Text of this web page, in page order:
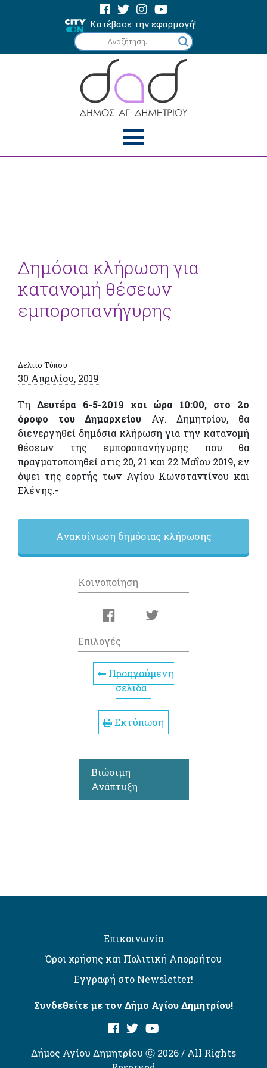
Κατέβασε την εφαρμογή!
Δημόσια κλήρωση για
κατανομή θέσεων
εμποροπανήγυρης
Δελτίο Τύπου
30 Απριλίου, 2019
Τη Δευτέρα 6-5-2019 και ώρα 10:00, στο 2ο
όροφο του Δημαρχείου Αγ. Δημητρίου, θα
διενεργηθεί δημόσια κλήρωση για την κατανομή
θέσεων της εμποροπανήγυρης που θα
πραγματοποιηθεί στις 20, 21 και 22 Μαΐου 2019, εν
όψει της εορτής των Αγίου Κωνσταντίνου και
Ελένης.-
Ανακοίνωση δημόσιας κλήρωσης
Κοινοποίηση
Επιλογές
Προηγούμενη
σελίδα
Εκτύπωση
Βιώσιμη
Ανάπτυξη
Επικοινωνία
Όροι χρήσης και Πολιτική Απορρήτου
Εγγραφή στο Newsletter!
Συνδεθείτε με τον Δήμο Αγίου Δημητρίου!
Δήμος Αγίου Δημητρίου Ⓒ 2026 / All Rights